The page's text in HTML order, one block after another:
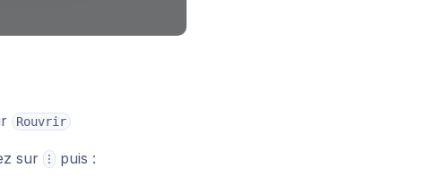
Rouvrir
sur ⁝ puis :